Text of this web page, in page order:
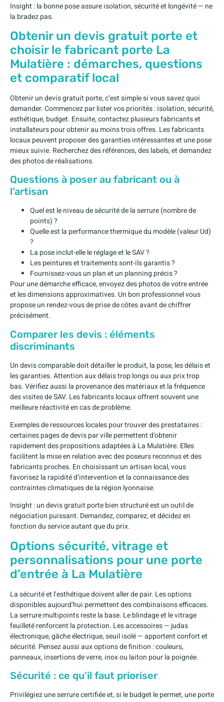
Insight : la bonne pose assure isolation, sécurité et longévité — ne
la bradez pas.
Obtenir un devis gratuit porte et
choisir le fabricant porte La
Mulatière : démarches, questions
et comparatif local
Obtenir un devis gratuit porte, c’est simple si vous savez quoi
demander. Commencez par lister vos priorités : isolation, sécurité,
esthétique, budget. Ensuite, contactez plusieurs fabricants et
installateurs pour obtenir au moins trois offres. Les fabricants
locaux peuvent proposer des garanties intéressantes et une pose
mieux suivie. Recherchez des références, des labels, et demandez
des photos de réalisations.
Questions à poser au fabricant ou à
l’artisan
Quel est le niveau de sécurité de la serrure (nombre de
points) ?
Quelle est la performance thermique du modèle (valeur Ud)
?
La pose inclut-elle le réglage et le SAV ?
Les peintures et traitements sont-ils garantis ?
Fournissez-vous un plan et un planning précis ?
Pour une démarche efficace, envoyez des photos de votre entrée
et les dimensions approximatives. Un bon professionnel vous
propose un rendez-vous de prise de côtes avant de chiffrer
précisément.
Comparer les devis : éléments
discriminants
Un devis comparable doit détailler le produit, la pose, les délais et
les garanties. Attention aux délais trop longs ou aux prix trop
bas. Vérifiez aussi la provenance des matériaux et la fréquence
des visites de SAV. Les fabricants locaux offrent souvent une
meilleure réactivité en cas de problème.
Exemples de ressources locales pour trouver des prestataires :
certaines pages de devis par ville permettent d’obtenir
rapidement des propositions adaptées à La Mulatière. Elles
facilitent la mise en relation avec des poseurs reconnus et des
fabricants proches. En choisissant un artisan local, vous
favorisez la rapidité d’intervention et la connaissance des
contraintes climatiques de la région lyonnaise.
Insight : un devis gratuit porte bien structuré est un outil de
négociation puissant. Demandez, comparez, et décidez en
fonction du service autant que du prix.
Options sécurité, vitrage et
personnalisations pour une porte
d’entrée à La Mulatière
La sécurité et l’esthétique doivent aller de pair. Les options
disponibles aujourd’hui permettent des combinaisons efficaces.
La serrure multipoints reste la base. Le blindage et le vitrage
feuilleté renforcent la protection. Les accessoires — judas
électronique, gâche électrique, seuil isolé — apportent confort et
sécurité. Pensez aussi aux options de finition : couleurs,
panneaux, insertions de verre, inox ou laiton pour la poignée.
Sécurité : ce qu’il faut prioriser
Privilégiez une serrure certifiée et, si le budget le permet, une porte